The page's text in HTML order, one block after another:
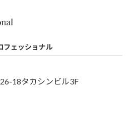
フェッショナル
18タカシンビル3F